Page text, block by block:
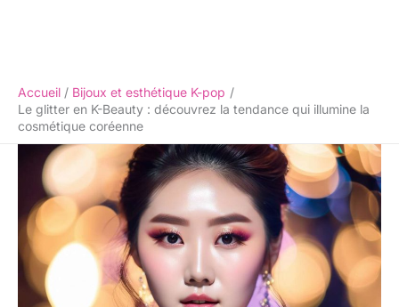
Accueil
Bijoux et esthétique K-pop
Le glitter en K-Beauty : découvrez la tendance qui illumine la
cosmétique coréenne